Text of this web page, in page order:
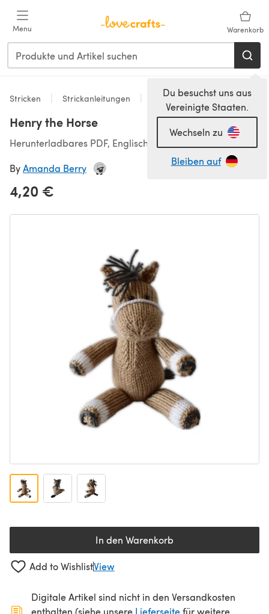
Menu Warenkorb
Du besuchst uns aus
Vereinigte Staaten.
Wechseln zu
Bleiben auf
Stricken Strickanleitungen Spielzeug
Henry the Horse
Herunterladbares PDF, Englisch
ByAmanda Berry
4,20 €
In den Warenkorb
Add to WishlistView
Digitale Artikel sind nicht in den Versandkosten
enthalten (siehe unsere Lieferseite(öffnet sich in
für weitere